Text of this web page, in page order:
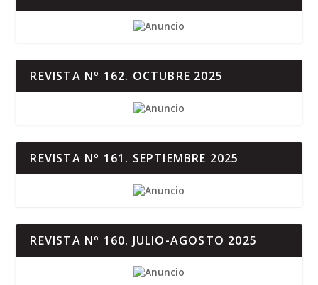
REVISTA Nº 162. OCTUBRE 2025
REVISTA Nº 161. SEPTIEMBRE 2025
REVISTA Nº 160. JULIO-AGOSTO 2025